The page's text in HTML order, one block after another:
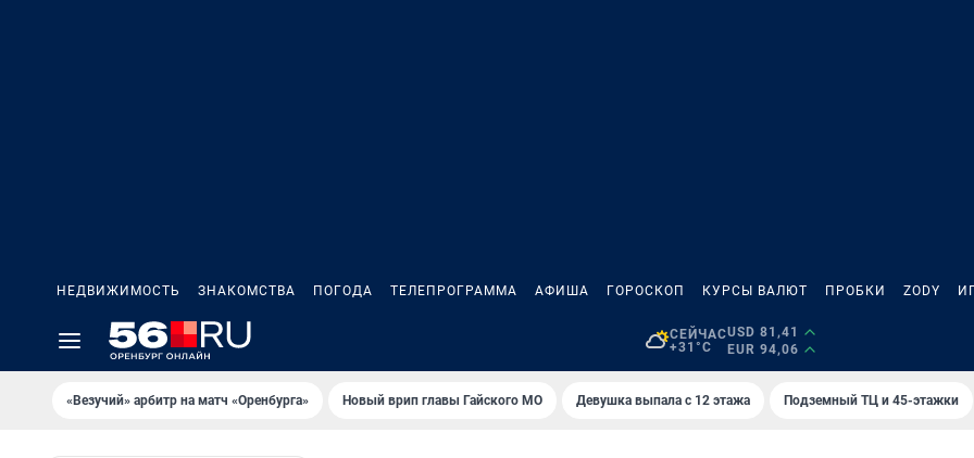
НЕДВИЖИМОСТЬ ЗНАКОМСТВА ПОГОДА ТЕЛЕПРОГРАММА АФИША ГОРОСКОП КУРСЫ ВАЛЮТ ПРОБКИ ZODY
СЕЙЧАС
+31°C
USD 81,41
EUR 94,06
«Везучий» арбитр на матч «Оренбурга» Новый врип главы Гайского МО Девушка выпала с 12 этажа Подземный ТЦ и 45-этажки